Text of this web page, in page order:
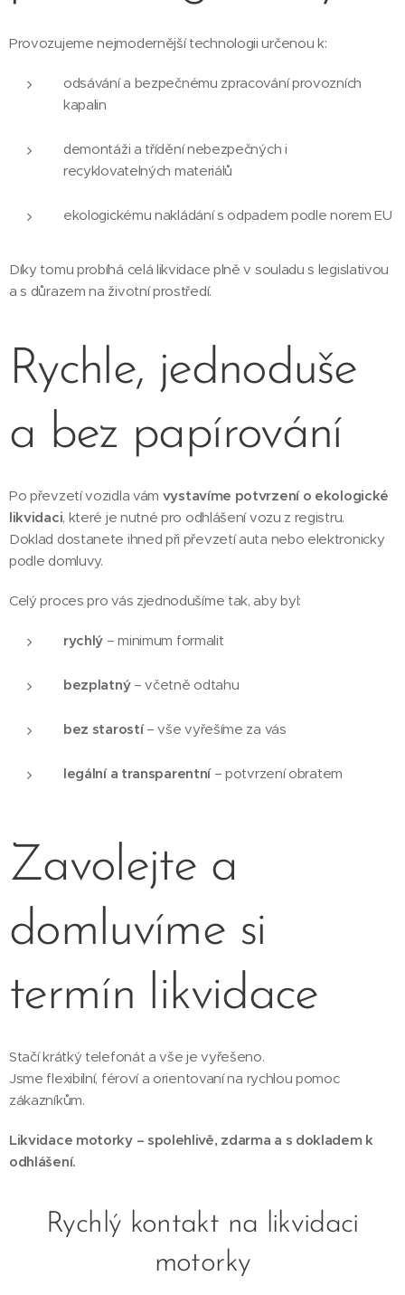
Provozujeme nejmodernější technologii určenou k:
odsávání a bezpečnému zpracování provozních
kapalin
demontáži a třídění nebezpečných i
recyklovatelných materiálů
ekologickému nakládání s odpadem podle norem EU
Díky tomu probíhá celá likvidace plně v souladu s legislativou
a s důrazem na životní prostředí.
Rychle, jednoduše
a bez papírování
Po převzetí vozidla vám vystavíme potvrzení o ekologické
likvidaci, které je nutné pro odhlášení vozu z registru.
Doklad dostanete ihned při převzetí auta nebo elektronicky
podle domluvy.
Celý proces pro vás zjednodušíme tak, aby byl:
rychlý – minimum formalit
bezplatný– včetně odtahu
bez starostí– vše vyřešíme za vás
legální a transparentní– potvrzení obratem
Zavolejte a
domluvíme si
termín likvidace
Stačí krátký telefonát a vše je vyřešeno.
Jsme flexibilní, féroví a orientovaní na rychlou pomoc
zákazníkům.
Likvidace motorky – spolehlivě, zdarma a s dokladem k
odhlášení.
Rychlý kontakt na likvidaci
motorky